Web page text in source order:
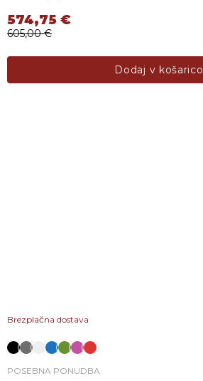
605,00€
574,75 €
Dodaj v košarico
Brezplačna dostava
POSEBNA PONUDBA